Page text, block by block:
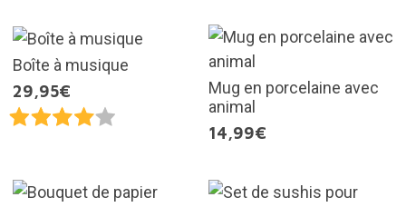
Boîte à musique
29,95€
Mug en porcelaine avec
animal
14,99€